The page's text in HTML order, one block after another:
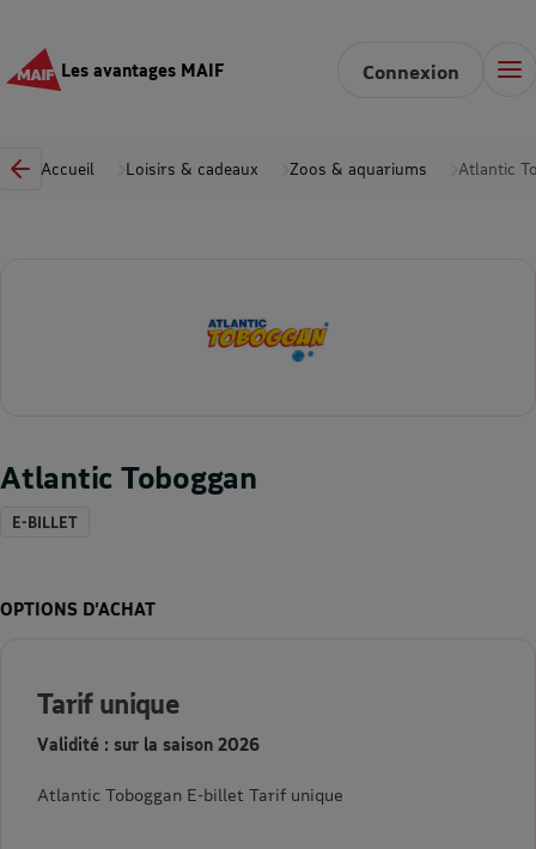
Les avantages MAIF Connexion
Accueil Loisirs & cadeaux Zoos & aquariums Atlantic
Atlantic Toboggan
E-BILLET
OPTIONS D’ACHAT
Tarif unique
Validité : sur la saison 2026
Atlantic Toboggan E-billet Tarif unique